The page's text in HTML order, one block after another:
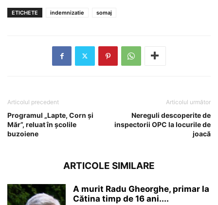
ETICHETE indemnizatie somaj
Articolul precedent
Programul „Lapte, Corn și
Măr”, reluat în școlile
buzoiene
Articolul următor
Nereguli descoperite de
inspectorii OPC la locurile de
joacă
ARTICOLE SIMILARE
A murit Radu Gheorghe, primar la
Cătina timp de 16 ani....